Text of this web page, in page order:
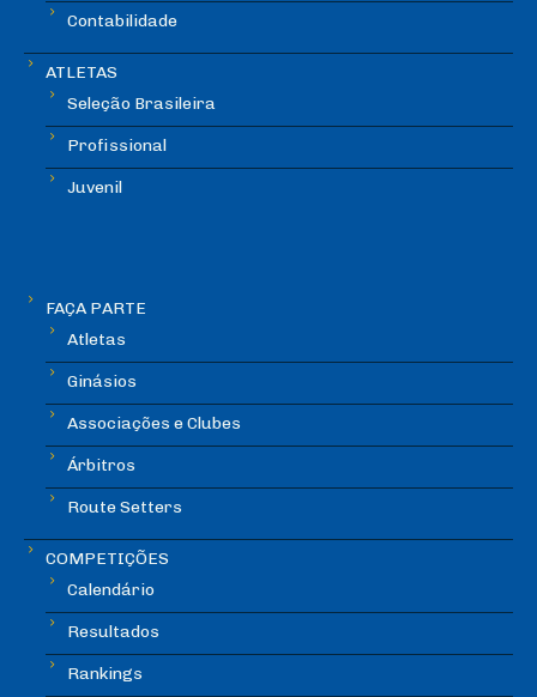
Contabilidade
ATLETAS
Seleção Brasileira
Profissional
Juvenil
FAÇA PARTE
Atletas
Ginásios
Associações e Clubes
Árbitros
Route Setters
COMPETIÇÕES
Calendário
Resultados
Rankings